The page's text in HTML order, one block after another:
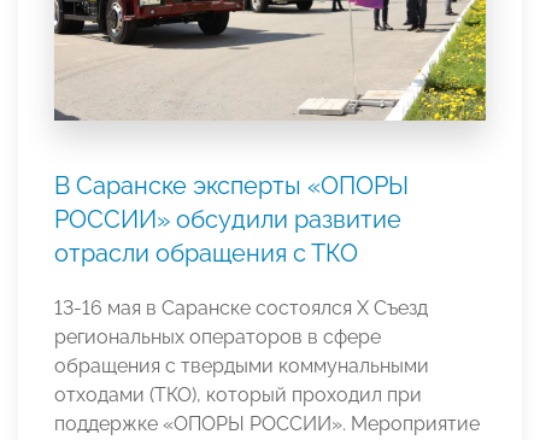
В Саранске эксперты «ОПОРЫ
РОССИИ» обсудили развитие
отрасли обращения с ТКО
13-16 мая в Саранске состоялся X Съезд
региональных операторов в сфере
обращения с твердыми коммунальными
отходами (ТКО), который проходил при
поддержке «ОПОРЫ РОССИИ». Мероприятие